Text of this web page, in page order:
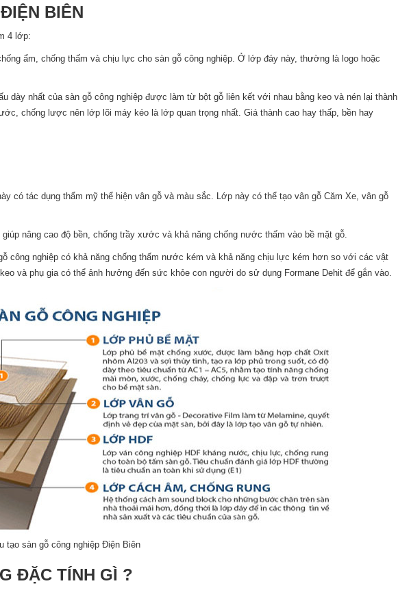
BIÊN
4 lớp:
ẩm, chống thấm và chịu lực cho sàn gỗ công nghiệp. Ở lớp đáy này, thường là logo hoặc
dày nhất của sàn gỗ công nghiệp được làm từ bột gỗ liên kết với nhau bằng keo và nén lại thành
chống lược nên lớp lõi máy kéo là lớp quan trọng nhất. Giá thành cao hay thấp, bền hay
có tác dụng thẩm mỹ thể hiện vân gỗ và màu sắc. Lớp này có thể tạo vân gỗ Căm Xe, vân gỗ
nâng cao độ bền, chống trầy xước và khả năng chống nước thấm vào bề mặt gỗ.
công nghiệp có khả năng chống thấm nước kém và khả năng chịu lực kém hơn so với các vật
và phụ gia có thể ảnh hưởng đến sức khỏe con người do sử dụng Formane Dehit để gắn vào.
tạo sàn gỗ công nghiệp Điện Biên
ĐẶC TÍNH GÌ ?